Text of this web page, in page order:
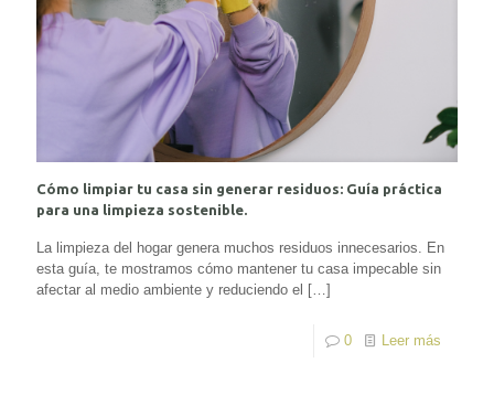
Cómo limpiar tu casa sin generar residuos: Guía práctica
para una limpieza sostenible.
La limpieza del hogar genera muchos residuos innecesarios. En
esta guía, te mostramos cómo mantener tu casa impecable sin
afectar al medio ambiente y reduciendo el […]
0 Leer más